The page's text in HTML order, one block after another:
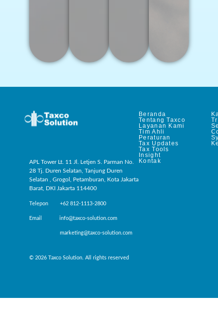
APL Tower Lt. 11 Jl. Letjen S. Parman No.
28 Tj. Duren Selatan, Tanjung Duren
Selatan , Grogol, Petamburan, Kota Jakarta
Barat, DKI Jakarta 114400
Telepon +62 812-1113-2800
Email info@taxco-solution.com
marketing@taxco-solution.com
© 2026 Taxco Solution. All rights reserved
Beranda
Tentang Taxco
Layanan Kami
Tim Ahli
Peraturan
Tax Updates
Tax Tools
Insight
Kontak